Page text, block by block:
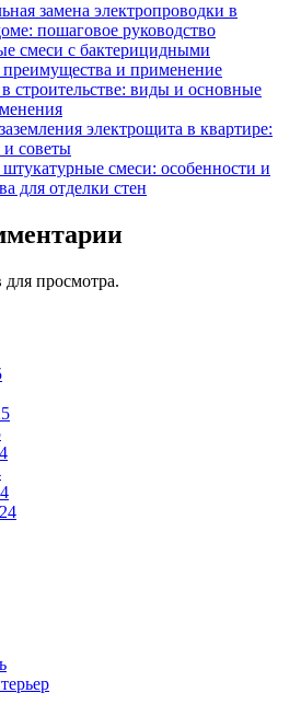
замена электропроводки в
пошаговое руководство
смеси с бактерицидными
преимущества и применение
в строительстве: виды и основные
электрощита в квартире:
и советы
смеси: особенности и
для отделки стен
просмотра.